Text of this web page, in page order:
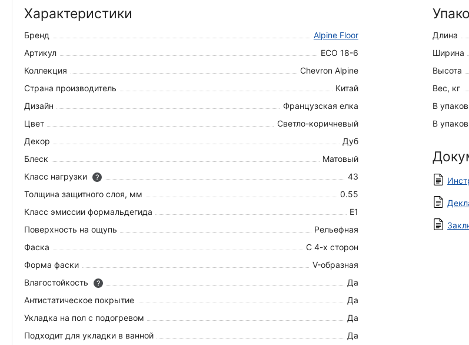
Характеристики
Бренд
Alpine Floor
Артикул
ECO 18-6
Коллекция
Chevron Alpine
Страна производитель
Китай
Дизайн
Французская елка
Цвет
Светло-коричневый
Декор
Дуб
Блеск
Матовый
Класс нагрузки
?
43
Толщина защитного слоя, мм
0.55
Класс эмиссии формальдегида
E1
Поверхность на ощупь
Рельефная
Фаска
С 4-х сторон
Форма фаски
V-образная
Влагостойкость
?
Да
Антистатическое покрытие
Да
Укладка на пол c подогревом
Да
Подходит для укладки в ванной
Да
Длина
Ширина
Высота
Вес, кг
В
В